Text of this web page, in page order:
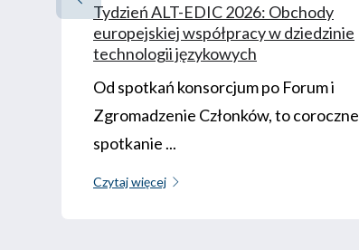
Tydzień ALT-EDIC 2026: Obchody
europejskiej współpracy w dziedzinie
technologii językowych
Od spotkań konsorcjum po Forum i
Zgromadzenie Członków, to coroczne
spotkanie ...
Czytaj więcej